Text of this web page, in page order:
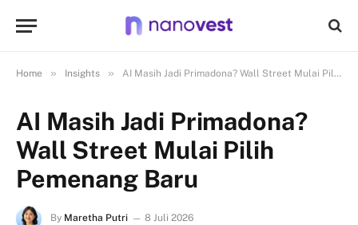
Home » Insights » AI Masih Jadi Primadona? Wall Street Mulai Pilih Pemenang Baru
AI Masih Jadi Primadona?
Wall Street Mulai Pilih
Pemenang Baru
By Maretha Putri 8 Juli 2026